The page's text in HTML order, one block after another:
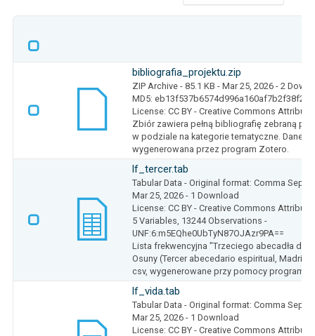
bibliografia_projektu.zip
ZIP Archive - 85.1 KB - Mar 25, 2026 - 2
MD5: eb13f537b6574d996a160af7b2f38f23
License: CC BY - Creative Commons
Zbiór zawiera pełną bibliografię zebraną
w podziale na kategorie tematyczne. Dane
wygenerowana przez program Zotero.
lf_tercer.tab
Tabular Data - Original format: Comma
Mar 25, 2026 - 1 Download
License: CC BY - Creative Commons
5 Variables, 13244 Observations -
UNF:6:m5EQhe0UbTyN87OJAzr9PA==
Lista frekwencyjna "Trzeciego abecadła
Osuny (Tercer abecedario espiritual, Madrid,
csv, wygenerowane przy pomocy programu
lf_vida.tab
Tabular Data - Original format: Comma
Mar 25, 2026 - 1 Download
License: CC BY - Creative Commons